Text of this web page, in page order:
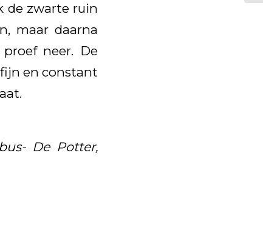
de zwarte ruin
maar daarna
neer. De
en constant
De Potter,